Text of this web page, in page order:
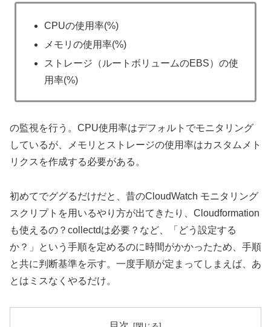
CPUの使用率(%)
メモリの使用率(%)
ストレージ（ルートボリュームのEBS）の使
用率(%)
の監視を行う。CPU使用率はデフォルトでモニタリング
しているが、メモリとストレージの使用率はカスタムメト
リクスを作成する必要がある。
初めてでググるだけだと、昔のCloudWatch モニタリング
スクリプトを用いるやり方が出てきたり、Cloudformation
も使えるの？collectdは必要？など、「どう設定する
か？」という手順を定めるのに時間がかかったため、手順
と共に判断基準を示す。一度手順が定まってしまえば、あ
とはミスなくやるだけ。